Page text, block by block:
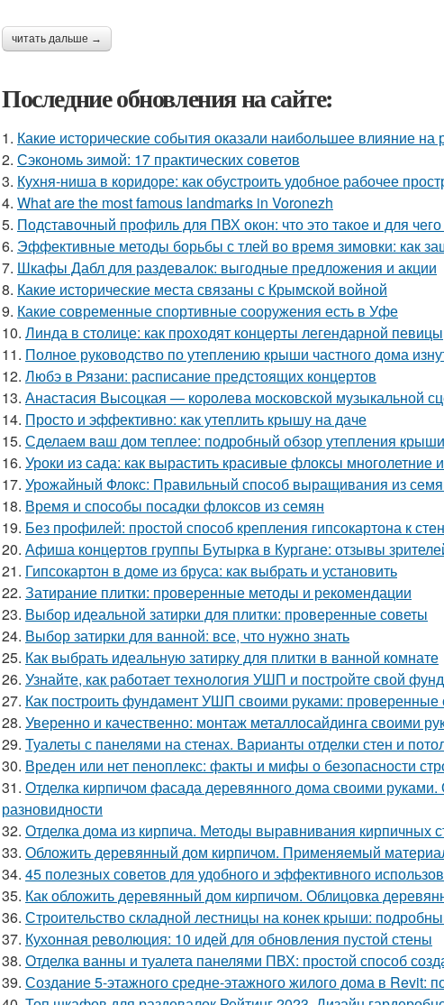
читать дальше →
Последние обновления на сайте:
1. Какие исторические события оказали наибольшее влияние на
2. Сэкономь зимой: 17 практических советов
3. Кухня-ниша в коридоре: как обустроить удобное рабочее
4. What are the most famous landmarks in Voronezh
5. Подставочный профиль для ПВХ окон: что это такое и для
6. Эффективные методы борьбы с тлей во время зимовки: как
7. Шкафы Дабл для раздевалок: выгодные предложения и акции
8. Какие исторические места связаны с Крымской войной
9. Какие современные спортивные сооружения есть в Уфе
10. Линда в столице: как проходят концерты легендарной певицы
11. Полное руководство по утеплению крыши частного дома
12. Любэ в Рязани: расписание предстоящих концертов
13. Анастасия Высоцкая — королева московской музыкальной
14. Просто и эффективно: как утеплить крышу на даче
15. Сделаем ваш дом теплее: подробный обзор утепления
16. Уроки из сада: как вырастить красивые флоксы многолетние
17. Урожайный Флокс: Правильный способ выращивания из
18. Время и способы посадки флоксов из семян
19. Без профилей: простой способ крепления гипсокартона к
20. Афиша концертов группы Бутырка в Кургане: отзывы
21. Гипсокартон в доме из бруса: как выбрать и установить
22. Затирание плитки: проверенные методы и рекомендации
23. Выбор идеальной затирки для плитки: проверенные советы
24. Выбор затирки для ванной: все, что нужно знать
25. Как выбрать идеальную затирку для плитки в ванной комнате
26. Узнайте, как работает технология УШП и постройте свой
27. Как построить фундамент УШП своими руками: проверенные
28. Уверенно и качественно: монтаж металлосайдинга своими
29. Туалеты с панелями на стенах. Варианты отделки стен и
30. Вреден или нет пеноплекс: факты и мифы о безопасности
31. Отделка кирпичом фасада деревянного дома своими
разновидности
32. Отделка дома из кирпича. Методы выравнивания кирпичных
33. Обложить деревянный дом кирпичом. Применяемый
34. 45 полезных советов для удобного и эффективного
35. Как обложить деревянный дом кирпичом. Облицовка
36. Строительство складной лестницы на конек крыши:
37. Кухонная революция: 10 идей для обновления пустой стены
38. Отделка ванны и туалета панелями ПВХ: простой способ
39. Создание 5-этажного средне-этажного жилого дома в Revit: